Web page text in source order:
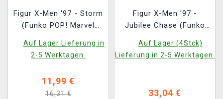
Figur X-Men '97 - Storm
(Funko POP! Marvel
Auf Lager Lieferung in
2-5 Werktagen.
11,99 €
16,31 €
Figur X-Men '97 -
Jubilee Chase (Funko
Auf Lager (4Stck)
Lieferung in 2-5 Werktagen.
33,04 €